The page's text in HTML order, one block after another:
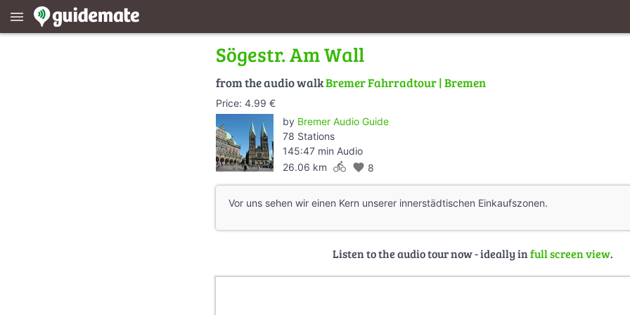
menu
Sögestr. Am Wall
from the audio walkBremer Fahrradtour | Bremen
Price: 4.99 €
by Bremer Audio Guide
78 Stations
145:47 min Audio
26.06 km directions_bike favorite 8
Vor uns sehen wir einen Kern unserer innerstädtischen Einkaufszonen.
Listen to the audio tour now - ideally infull screen view.